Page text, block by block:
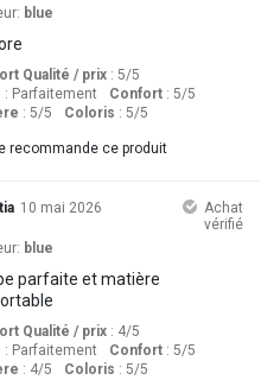
blue
Qualité / prix: 5/5
: Parfaitement Confort: 5/5
: 5/5 Coloris : 5/5
recommande ce produit
10 mai 2026
Achat
vérifié
blue
parfaite et matière
Qualité / prix: 4/5
: Parfaitement Confort: 5/5
: 4/5 Coloris : 5/5